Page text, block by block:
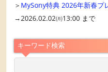
＞ MySony特典 2026年新春プ
→2026.02.02㈪13:00 まで
キーワード検索